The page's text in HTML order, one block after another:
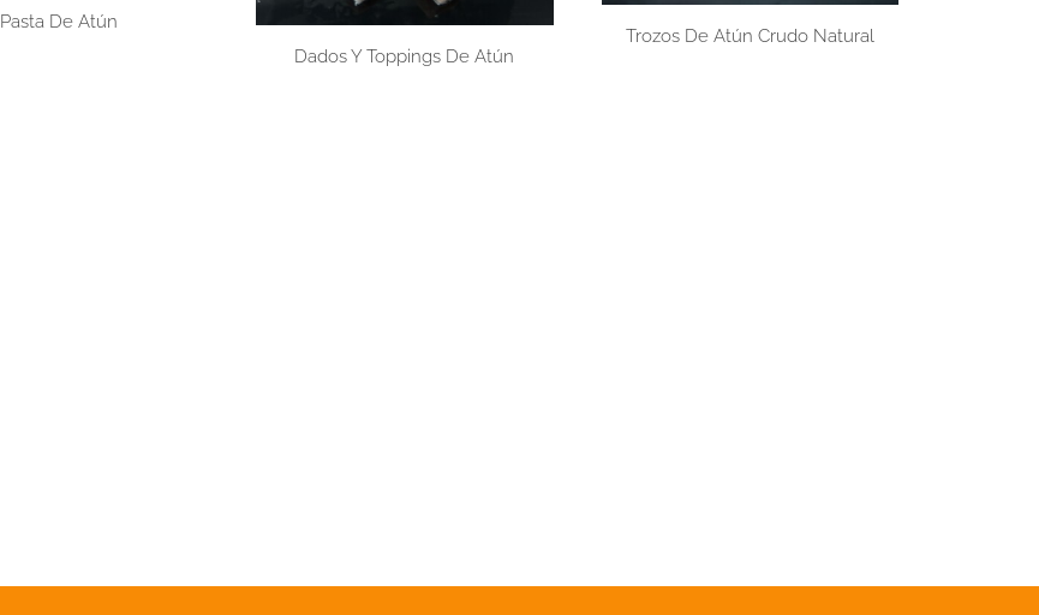
Pasta De Atún
Dados Y Toppings De Atún
Trozos De Atún Crudo Natural